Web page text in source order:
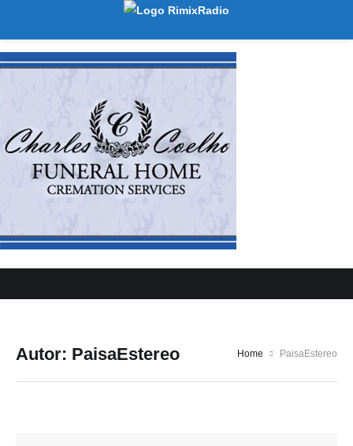
Autor: PaisaEstereo Home PaisaEstereo